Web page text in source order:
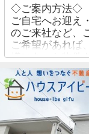
◇ご案内方法◇
ご自宅へお迎え
のご来社など、
ご希望があれば
様にあった物件
ます。
ご予約方法
・お電話でのお
・【物件資料請
時を記載くださ